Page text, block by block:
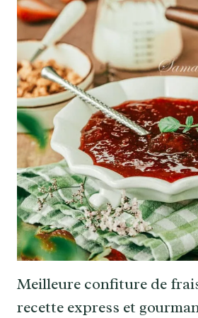
Meilleure confiture de
recette express et